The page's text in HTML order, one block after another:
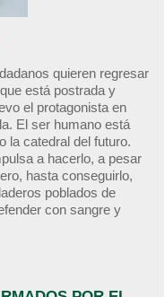
quieren regresar
está postrada y
el protagonista en
El ser humano está
la catedral del futuro.
a hacerlo, a pesar
hasta conseguirlo,
poblados de
con sangre y